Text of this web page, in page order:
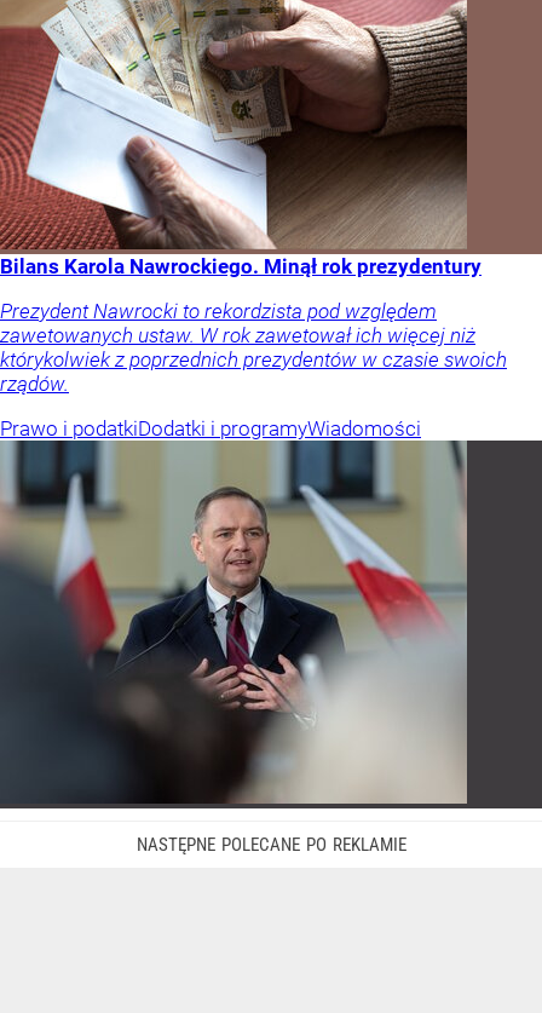
Bilans Karola Nawrockiego. Minął rok prezydentury
Prezydent Nawrocki to rekordzista pod względem
zawetowanych ustaw. W rok zawetował ich więcej niż
którykolwiek z poprzednich prezydentów w czasie swoich
rządów.
Prawo i podatkiDodatki i programyWiadomości